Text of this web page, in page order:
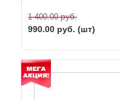
1 400.00руб.
990.00 руб. (шт)